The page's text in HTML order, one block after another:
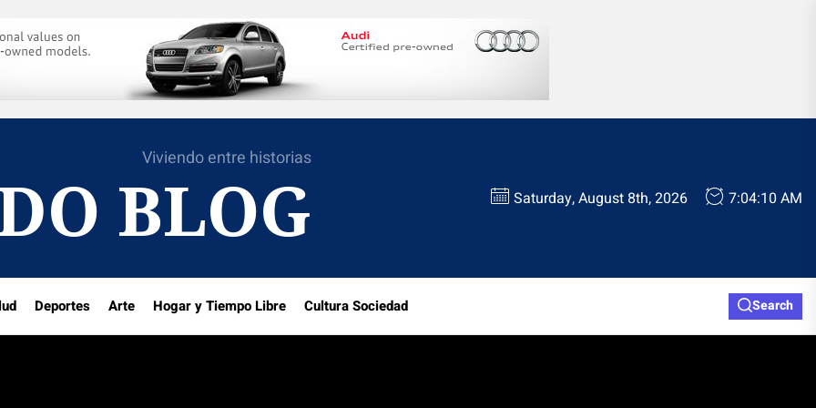
Viviendo entre historias
BLOG Saturday, August 8th, 2026 7:04:11 AM
Deportes Arte Hogar y Tiempo Libre Cultura Sociedad Search